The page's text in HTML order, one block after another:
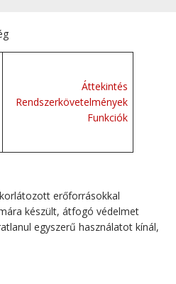
Áttekintés
Rendszerkövetelmények
Funkciók
erőforrásokkal
készült, átfogó védelmet
egyszerű használatot kínál,